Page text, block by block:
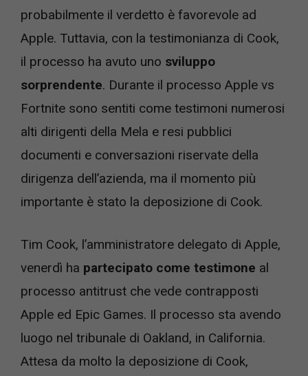
probabilmente il verdetto è favorevole ad
Apple. Tuttavia, con la testimonianza di Cook,
il processo ha avuto uno sviluppo
sorprendente. Durante il processo Apple vs
Fortnite sono sentiti come testimoni numerosi
alti dirigenti della Mela e resi pubblici
documenti e conversazioni riservate della
dirigenza dell’azienda, ma il momento più
importante è stato la deposizione di Cook.
Tim Cook, l’amministratore delegato di Apple,
venerdì ha partecipato come testimone al
processo antitrust che vede contrapposti
Apple ed Epic Games. Il processo sta avendo
luogo nel tribunale di Oakland, in California.
Attesa da molto la deposizione di Cook,